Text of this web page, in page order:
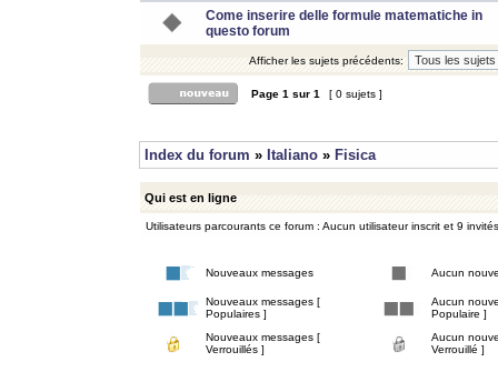
Come inserire delle formule matematiche in
questo forum
Afficher les sujets précédents:
Page 1 sur 1 [ 0 sujets ]
Index du forum » Italiano » Fisica
Qui est en ligne
Utilisateurs parcourants ce forum : Aucun utilisateur inscrit et 9 invités
Nouveaux messages Aucun
Nouveaux messages [
Populaires ]
Aucun
Populaire ]
Nouveaux messages [
Verrouillés ]
Aucun
Verrouillé ]